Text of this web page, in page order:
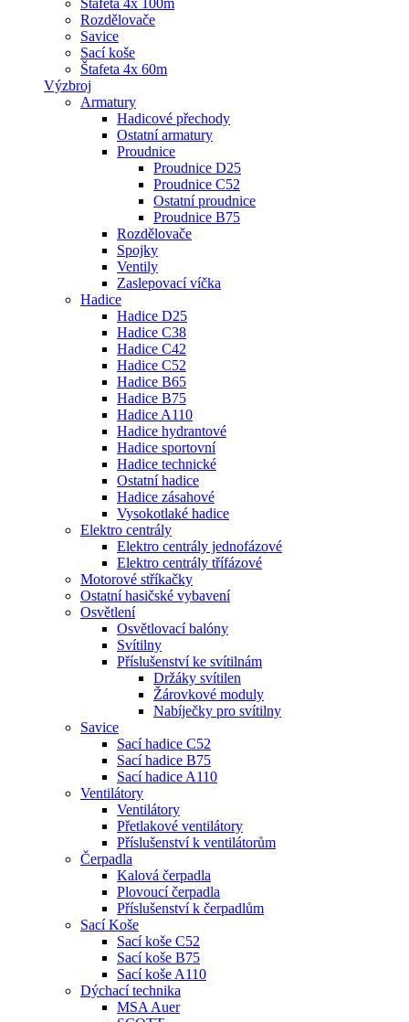
Štafeta 4x 100m
Rozdělovače
Savice
Sací koše
Štafeta 4x 60m
Výzbroj
Armatury
Hadicové přechody
Ostatní armatury
Proudnice
Proudnice D25
Proudnice C52
Ostatní proudnice
Proudnice B75
Rozdělovače
Spojky
Ventily
Zaslepovací víčka
Hadice
Hadice D25
Hadice C38
Hadice C42
Hadice C52
Hadice B65
Hadice B75
Hadice A110
Hadice hydrantové
Hadice sportovní
Hadice technické
Ostatní hadice
Hadice zásahové
Vysokotlaké hadice
Elektro centrály
Elektro centrály jednofázové
Elektro centrály třífázové
Motorové stříkačky
Ostatní hasičské vybavení
Osvětlení
Osvětlovací balóny
Svítilny
Příslušenství ke svítilnám
Držáky svítilen
Žárovkové moduly
Nabíječky pro svítilny
Savice
Sací hadice C52
Sací hadice B75
Sací hadice A110
Ventilátory
Ventilátory
Přetlakové ventilátory
Příslušenství k ventilátorům
Čerpadla
Kalová čerpadla
Plovoucí čerpadla
Příslušenství k čerpadlům
Sací Koše
Sací koše C52
Sací koše B75
Sací koše A110
Dýchací technika
MSA Auer